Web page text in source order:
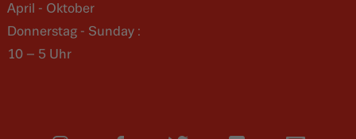
April - Oktober
Donnerstag - Sunday :
10 – 5 Uhr